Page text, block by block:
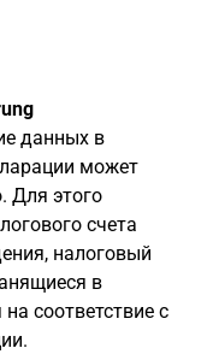
данных в
может
Для этого
счета
налоговый
в
соответствие с